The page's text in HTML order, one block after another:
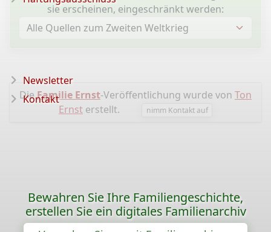
sie erscheinen, eingeschränkt werden:
DieFamilie Ernst-Veröffentlichung wurde von Ton
Ernsterstellt. nimm Kontakt auf
Newsletter
Kontakt
Bewahren Sie Ihre Familiengeschichte,
erstellen Sie ein digitales Familienarchiv